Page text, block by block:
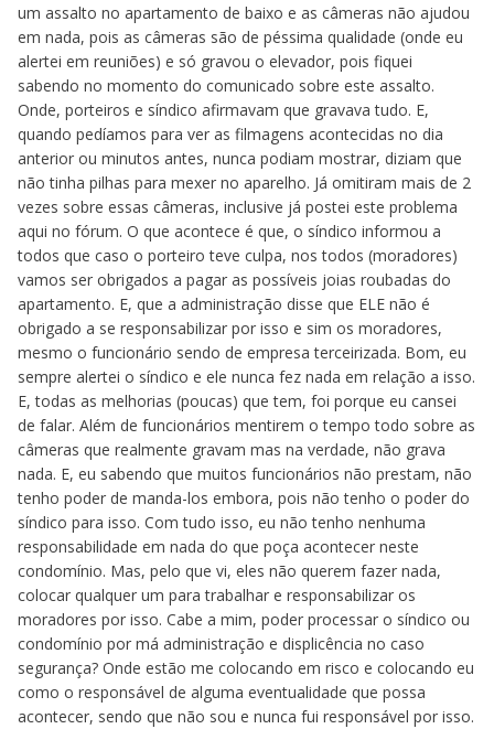
um assalto no apartamento de baixo e as câmeras não ajudou
em nada, pois as câmeras são de péssima qualidade (onde eu
alertei em reuniões) e só gravou o elevador, pois fiquei
sabendo no momento do comunicado sobre este assalto.
Onde, porteiros e síndico afirmavam que gravava tudo. E,
quando pedíamos para ver as filmagens acontecidas no dia
anterior ou minutos antes, nunca podiam mostrar, diziam que
não tinha pilhas para mexer no aparelho. Já omitiram mais de 2
vezes sobre essas câmeras, inclusive já postei este problema
aqui no fórum. O que acontece é que, o síndico informou a
todos que caso o porteiro teve culpa, nos todos (moradores)
vamos ser obrigados a pagar as possíveis joias roubadas do
apartamento. E, que a administração disse que ELE não é
obrigado a se responsabilizar por isso e sim os moradores,
mesmo o funcionário sendo de empresa terceirizada. Bom, eu
sempre alertei o síndico e ele nunca fez nada em relação a isso.
E, todas as melhorias (poucas) que tem, foi porque eu cansei
de falar. Além de funcionários mentirem o tempo todo sobre as
câmeras que realmente gravam mas na verdade, não grava
nada. E, eu sabendo que muitos funcionários não prestam, não
tenho poder de manda-los embora, pois não tenho o poder do
síndico para isso. Com tudo isso, eu não tenho nenhuma
responsabilidade em nada do que poça acontecer neste
condomínio. Mas, pelo que vi, eles não querem fazer nada,
colocar qualquer um para trabalhar e responsabilizar os
moradores por isso. Cabe a mim, poder processar o síndico ou
condomínio por má administração e displicência no caso
segurança? Onde estão me colocando em risco e colocando eu
como o responsável de alguma eventualidade que possa
acontecer, sendo que não sou e nunca fui responsável por isso.